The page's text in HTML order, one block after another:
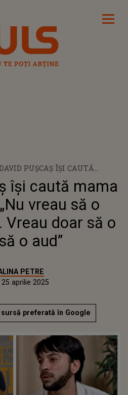
DAVID PUȘCAȘ ÎȘI CAUTĂ
MAMA BIOLOGICĂ: „NU VREAU
O ÎNVINOVĂȚESC. VREAU
DOAR SĂ O VĂD, SĂ O AUD”
își caută mama
vreau să o
Vreau doar să o
o aud”
PETRE
25 aprilie 2025
preferată în Google